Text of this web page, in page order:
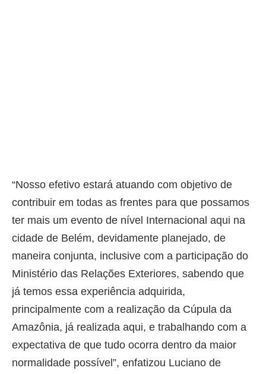
“Nosso efetivo estará atuando com objetivo de
contribuir em todas as frentes para que possamos
ter mais um evento de nível Internacional aqui na
cidade de Belém, devidamente planejado, de
maneira conjunta, inclusive com a participação do
Ministério das Relações Exteriores, sabendo que
já temos essa experiência adquirida,
principalmente com a realização da Cúpula da
Amazônia, já realizada aqui, e trabalhando com a
expectativa de que tudo ocorra dentro da maior
normalidade possível”, enfatizou Luciano de